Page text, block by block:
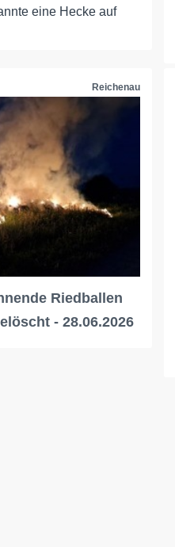
eine Hecke auf
Reichenau
Riedballen
- 28.06.2026